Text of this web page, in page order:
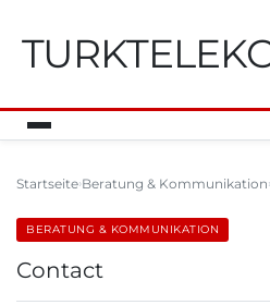
Startseite Beratung & Kommunikation
BERATUNG & KOMMUNIKATION
Contact